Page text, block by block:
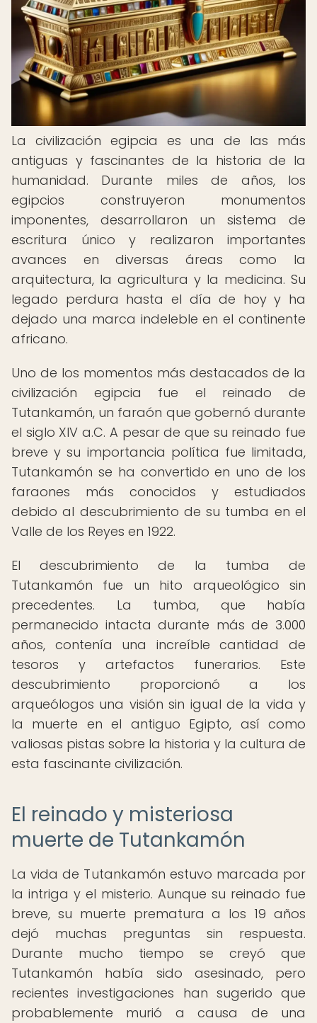
La civilización egipcia es una de las más
antiguas y fascinantes de la historia de la
humanidad. Durante miles de años, los
egipcios construyeron monumentos
imponentes, desarrollaron un sistema de
escritura único y realizaron importantes
avances en diversas áreas como la
arquitectura, la agricultura y la medicina. Su
legado perdura hasta el día de hoy y ha
dejado una marca indeleble en el continente
africano.
Uno de los momentos más destacados de la
civilización egipcia fue el reinado de
Tutankamón, un faraón que gobernó durante
el siglo XIV a.C. A pesar de que su reinado fue
breve y su importancia política fue limitada,
Tutankamón se ha convertido en uno de los
faraones más conocidos y estudiados
debido al descubrimiento de su tumba en el
Valle de los Reyes en 1922.
El descubrimiento de la tumba de
Tutankamón fue un hito arqueológico sin
precedentes. La tumba, que había
permanecido intacta durante más de 3.000
años, contenía una increíble cantidad de
tesoros y artefactos funerarios. Este
descubrimiento proporcionó a los
arqueólogos una visión sin igual de la vida y
la muerte en el antiguo Egipto, así como
valiosas pistas sobre la historia y la cultura de
esta fascinante civilización.
El reinado y misteriosa
muerte de Tutankamón
La vida de Tutankamón estuvo marcada por
la intriga y el misterio. Aunque su reinado fue
breve, su muerte prematura a los 19 años
dejó muchas preguntas sin respuesta.
Durante mucho tiempo se creyó que
Tutankamón había sido asesinado, pero
recientes investigaciones han sugerido que
probablemente murió a causa de una